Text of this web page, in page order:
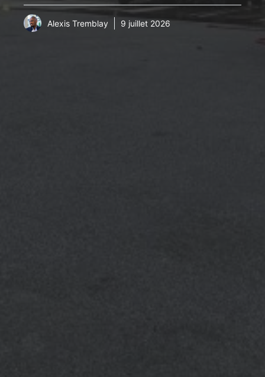
Alexis Tremblay 9 juillet 2026